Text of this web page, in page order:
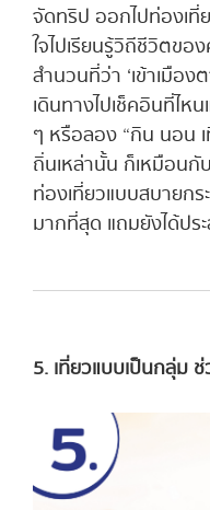
จัดทริป ออกไปท่องเ
ใจไปเรียนรู้วิถีชีวิตข
สำนวนที่ว่า ‘เข้าเมือ
เดินทางไปเช็คอินที่ไห
ๆ หรือลอง “กิน นอน
ถิ่นเหล่านั้น ก็เหมือนกั
ท่องเที่ยวแบบสบายกร
มากที่สุด แถมยังได้ป
5. เที่ยวแบบเป็นกลุ่ม